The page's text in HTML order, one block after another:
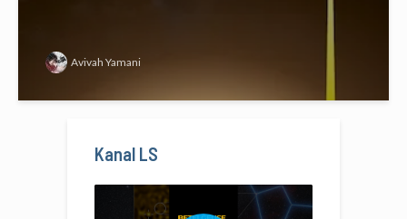
Avivah Yamani
Kanal LS